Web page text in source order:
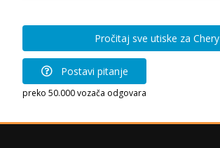
Pročitaj sve utiske za Chery
Postavi pitanje
preko 50.000 vozača odgovara